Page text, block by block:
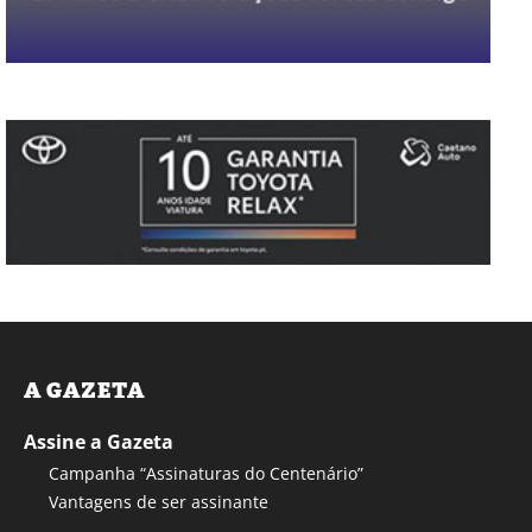
A GAZETA
Assine a Gazeta
Campanha “Assinaturas do Centenário”
Vantagens de ser assinante